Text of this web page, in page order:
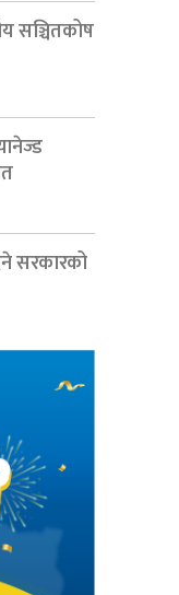
सञ्चितकोष
सरकारको